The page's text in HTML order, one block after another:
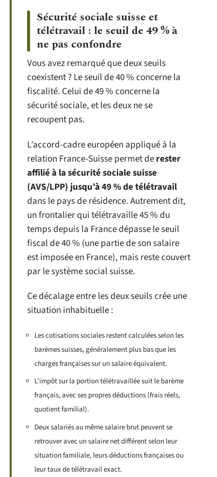
Sécurité sociale suisse et
télétravail : le seuil de 49 % à
ne pas confondre
Vous avez remarqué que deux seuils
coexistent ? Le seuil de 40 % concerne la
fiscalité. Celui de 49 % concerne la
sécurité sociale, et les deux ne se
recoupent pas.
L’accord-cadre européen appliqué à la
relation France-Suisse permet derester
affilié à la sécurité sociale suisse
(AVS/LPP) jusqu’à 49 % de télétravail
dans le pays de résidence. Autrement dit,
un frontalier qui télétravaille 45 % du
temps depuis la France dépasse le seuil
fiscal de 40 % (une partie de son salaire
est imposée en France), mais reste couvert
par le système social suisse.
Ce décalage entre les deux seuils crée une
situation inhabituelle :
Les cotisations sociales restent calculées selon les
barèmes suisses, généralement plus bas que les
charges françaises sur un salaire équivalent.
L’impôt sur la portion télétravaillée suit le barème
français, avec ses propres déductions (frais réels,
quotient familial).
Deux salariés au même salaire brut peuvent se
retrouver avec un salaire net différent selon leur
situation familiale, leurs déductions françaises ou
leur taux de télétravail exact.